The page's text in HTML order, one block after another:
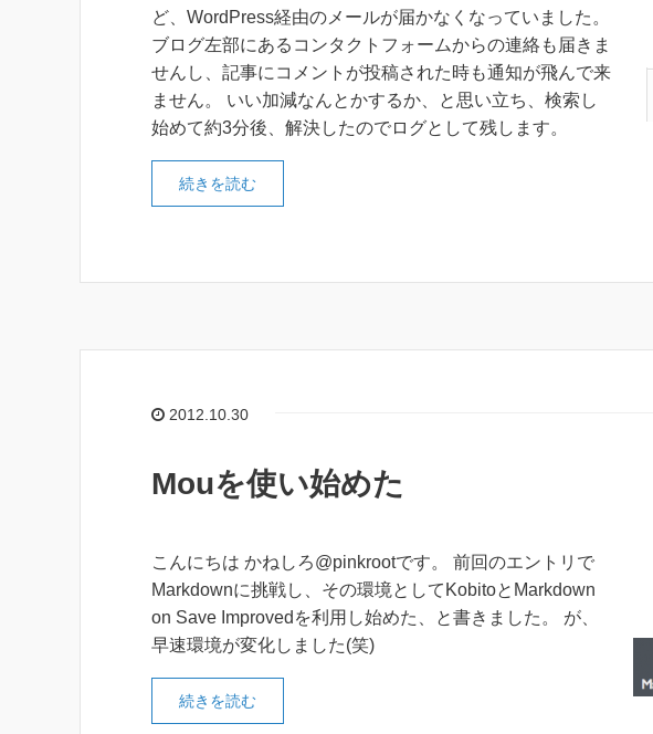
ど、WordPress経由のメールが届かなくなっていました。
ブログ左部にあるコンタクトフォームからの連絡も届きま
せんし、記事にコメントが投稿された時も通知が飛んで来
ません。 いい加減なんとかするか、と思い立ち、検索し
始めて約3分後、解決したのでログとして残します。
続きを読む
2012.10.30
Mouを使い始めた
こんにちは かねしろ@pinkrootです。 前回のエントリで
Markdownに挑戦し、その環境としてKobitoとMarkdown
on Save Improvedを利用し始めた、と書きました。 が、
早速環境が変化しました(笑)
続きを読む